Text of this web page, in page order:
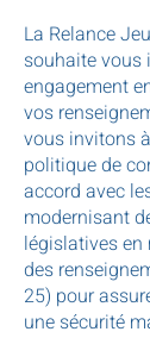
La Relance
souhaite vous
engagement
vos
vous invitons
politique de
accord avec
modernisant
législatives
des
25) pour
une sécurité